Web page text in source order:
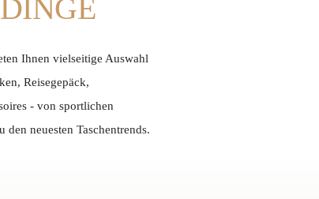
Ihnen vielseitige Auswahl
Reisegepäck,
- von sportlichen
neuesten Taschentrends.